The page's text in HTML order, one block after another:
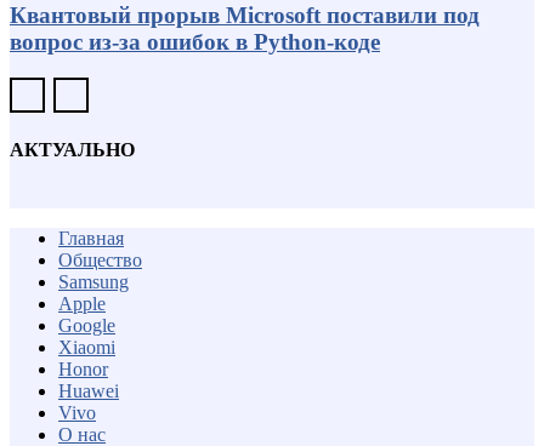
Квантовый прорыв Microsoft поставили под
вопрос из-за ошибок в Python-коде
АКТУАЛЬНО
Главная
Общество
Samsung
Apple
Google
Xiaomi
Honor
Huawei
Vivo
О нас